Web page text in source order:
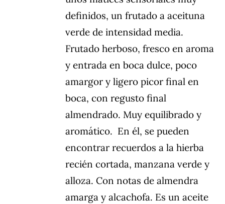
definidos, un frutado a aceituna
verde de intensidad media.
Frutado herboso, fresco en aroma
y entrada en boca dulce, poco
amargor y ligero picor final en
boca, con regusto final
almendrado. Muy equilibrado y
aromático. En él, se pueden
encontrar recuerdos a la hierba
recién cortada, manzana verde y
alloza. Con notas de almendra
amarga y alcachofa. Es un aceite